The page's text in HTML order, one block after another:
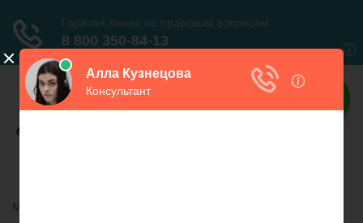
Права граждан
Меню